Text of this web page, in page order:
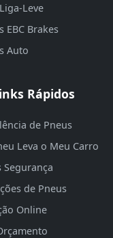
Leve
EBC Brakes
Auto
Rápidos
de Pneus
Leva o Meu Carro
Segurança
de Pneus
Online